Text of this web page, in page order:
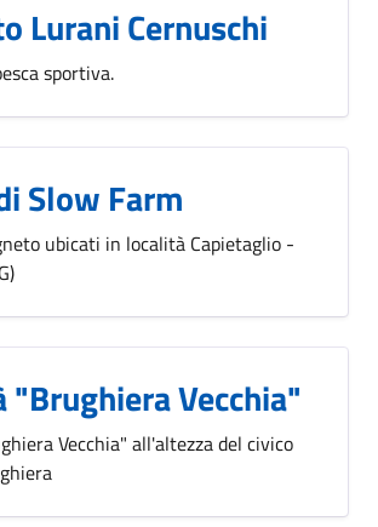
Lurani Cernuschi
sportiva.
Slow Farm
ubicati in località Capietaglio -
"Brughiera Vecchia"
Vecchia" all'altezza del civico